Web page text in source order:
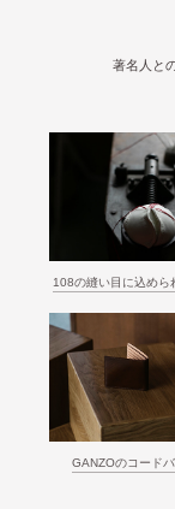
著名人と
108の縫い目に込めら
GANZOのコード